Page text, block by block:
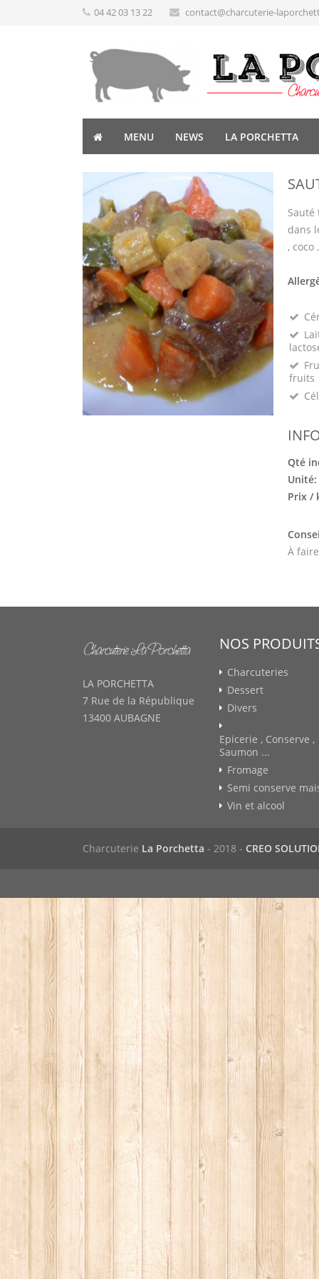
04 42 03 13 22 contact@charcuterie-
MENU NEWS LA PORCHETTA
dans
, coco
fruits
Qté
Unité:
Prix /
À
LA PORCHETTA
7 Rue de la République
13400 AUBAGNE
NOS
Charcuteries
Dessert
Divers
Epicerie , Conserve ,
Saumon ...
Fromage
Semi conserve
Vin et alcool
Charcuterie La Porchetta - 2018 - CREO